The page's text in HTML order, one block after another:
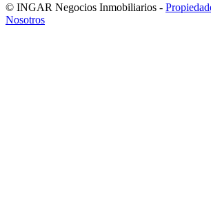
© INGAR Negocios Inmobiliarios -
Nosotros